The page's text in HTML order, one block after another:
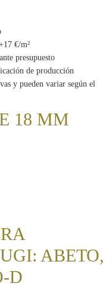
€/m²
presupuesto
de producción
y pueden variar según el
18 MM
ABETO,
D